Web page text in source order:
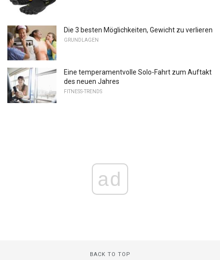
Die 3 besten Möglichkeiten, Gewicht zu verlieren
GRUNDLAGEN
Eine temperamentvolle Solo-Fahrt zum Auftakt
des neuen Jahres
FITNESS-TRENDS
ad
BACK TO TOP